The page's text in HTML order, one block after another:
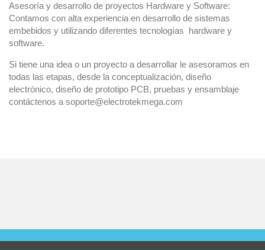
Asesoría y desarrollo de proyectos Hardware y Software:
Contamos con alta experiencia en desarrollo de sistemas
embebidos y utilizando diferentes tecnologías hardware y
software.
Si tiene una idea o un proyecto a desarrollar le asesoramos en
todas las etapas, desde la conceptualización, diseño
electrónico, diseño de prototipo PCB, pruebas y ensamblaje
contáctenos a soporte@electrotekmega.com